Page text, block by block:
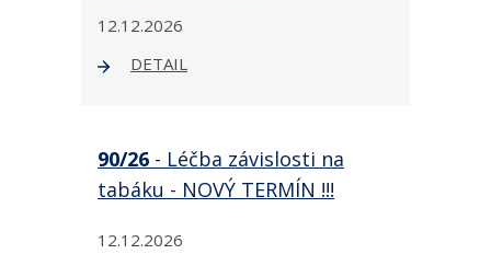
12.12.2026
DETAIL
90/26 - Léčba závislosti na
tabáku - NOVÝ TERMÍN !!!
12.12.2026